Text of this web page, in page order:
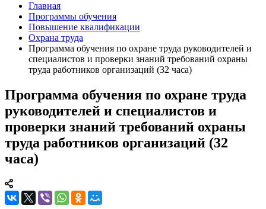
Главная
Программы обучения
Повышение квалификации
Охрана труда
Программа обучения по охране труда руководителей и
специалистов и проверки знаний требований охраны
труда работников организаций (32 часа)
Программа обучения по охране труда
руководителей и специалистов и
проверки знаний требований охраны
труда работников организаций (32
часа)